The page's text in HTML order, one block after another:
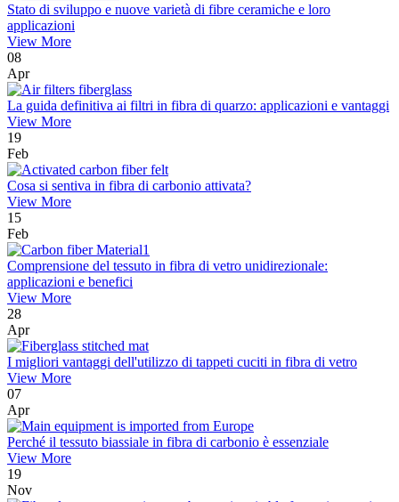
Stato di sviluppo e nuove varietà di fibre ceramiche e loro
applicazioni
View More
08
Apr
La guida definitiva ai filtri in fibra di quarzo: applicazioni e vantaggi
View More
19
Feb
Cosa si sentiva in fibra di carbonio attivata?
View More
15
Feb
Comprensione del tessuto in fibra di vetro unidirezionale:
applicazioni e benefici
View More
28
Apr
I migliori vantaggi dell'utilizzo di tappeti cuciti in fibra di vetro
View More
07
Apr
Perché il tessuto biassiale in fibra di carbonio è essenziale
View More
19
Nov